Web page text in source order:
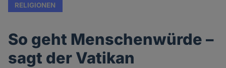
RELIGIONEN
So geht Menschenwürde –
sagt der Vatikan